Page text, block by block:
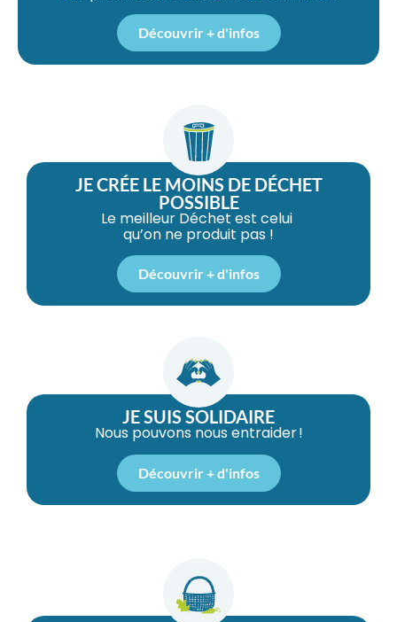
Découvrir + d'infos
JE CRÉE LE MOINS DE DÉCHET
POSSIBLE
Le meilleur Déchet est celui
qu’on ne produit pas !
Découvrir + d'infos
JE SUIS SOLIDAIRE
Nous pouvons nous entraider !
Découvrir + d'infos